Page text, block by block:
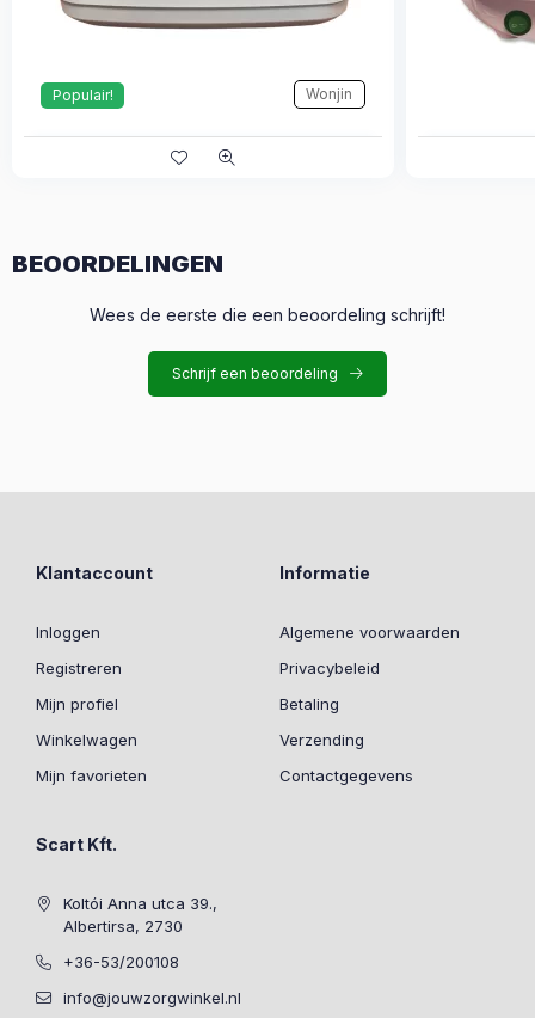
Populair! Wonjin
BEOORDELINGEN
Wees de eerste die een beoordeling schrijft!
Schrijf een beoordeling
Klantaccount
Inloggen
Registreren
Mijn profiel
Winkelwagen
Mijn favorieten
Informatie
Algemene voorwaarden
Privacybeleid
Betaling
Verzending
Contactgegevens
Scart Kft.
Koltói Anna utca 39.,
Albertirsa, 2730
+36-53/200108
info@jouwzorgwinkel.nl